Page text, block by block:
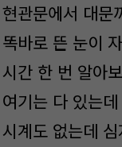
현관문에서 대문
똑바로 뜬 눈이
시간 한 번 알아
여기는 다 있는
시계도 없는데